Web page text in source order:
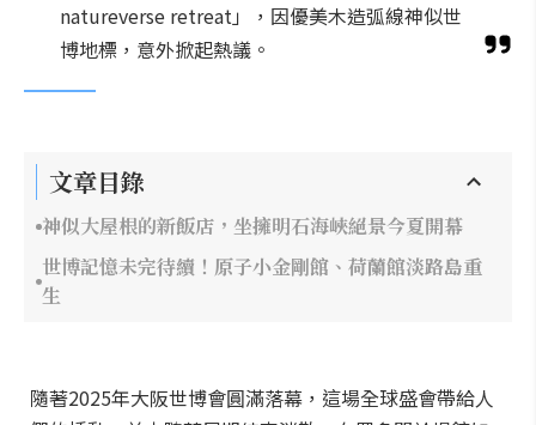
natureverse retreat」，因優美木造弧線神似世
博地標，意外掀起熱議。
文章目錄
神似大屋根的新飯店，坐擁明石海峽絕景今夏開幕
世博記憶未完待續！原子小金剛館、荷蘭館淡路島重
生
隨著2025年大阪世博會圓滿落幕，這場全球盛會帶給人